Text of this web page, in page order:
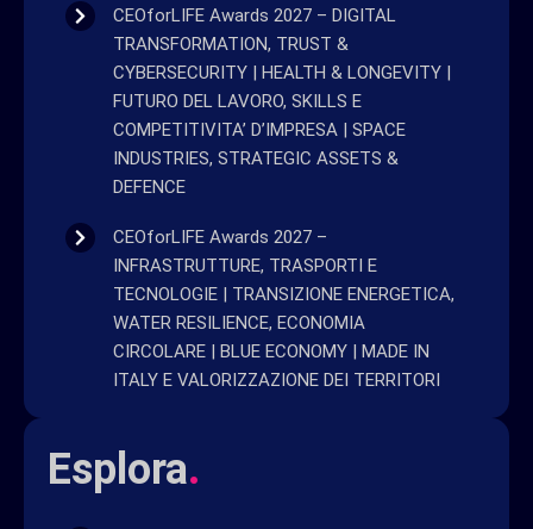
CEOforLIFE Awards 2027 – DIGITAL
TRANSFORMATION, TRUST &
CYBERSECURITY | HEALTH & LONGEVITY |
FUTURO DEL LAVORO, SKILLS E
COMPETITIVITA’ D’IMPRESA | SPACE
INDUSTRIES, STRATEGIC ASSETS &
DEFENCE
CEOforLIFE Awards 2027 –
INFRASTRUTTURE, TRASPORTI E
TECNOLOGIE | TRANSIZIONE ENERGETICA,
WATER RESILIENCE, ECONOMIA
CIRCOLARE | BLUE ECONOMY | MADE IN
ITALY E VALORIZZAZIONE DEI TERRITORI
Esplora.